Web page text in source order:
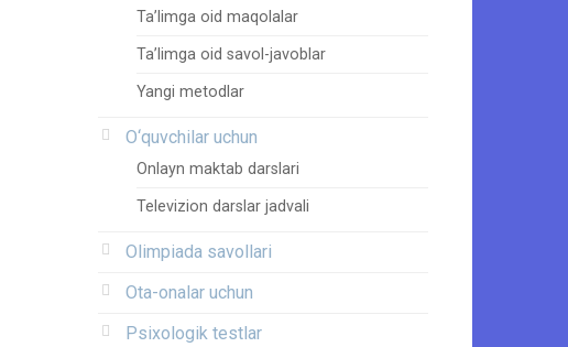
Ta’limga oid maqolalar
Ta’limga oid savol-javoblar
Yangi metodlar
O‘quvchilar uchun
Onlayn maktab darslari
Televizion darslar jadvali
Olimpiada savollari
Ota-onalar uchun
Psixologik testlar